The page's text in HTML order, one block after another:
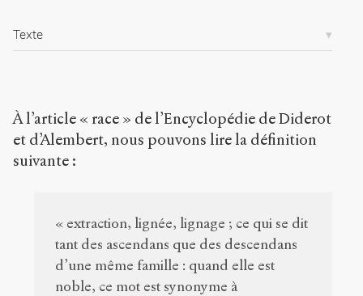
Copier la
référence
Bibtex
Creative
ShareAlike 4.0
International
(CC BY-NC-SA
4.0) Sens-Public,
Texte
À l’article « race » de l’Encyclopédie de Diderot
et d’Alembert, nous pouvons lire la définition
suivante :
« extraction, lignée, lignage ; ce qui se dit
tant des ascendans que des descendans
d’une même famille : quand elle est
noble, ce mot est synonyme à